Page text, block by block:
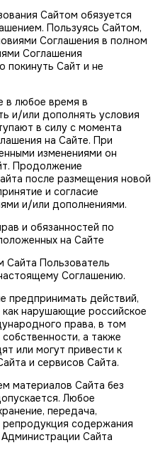
Сайтом обязуется
Пользуясь Сайтом,
Соглашения в полном
Соглашения
покинуть Сайт и не
в любое время в
и/или дополнять условия
в силу с момента
на Сайте. При
изменениями он
Продолжение
после размещения новой
и согласие
и/или дополнениями.
и обязанностей по
на Сайте
Сайта Пользователь
Соглашению.
предпринимать действий,
нарушающие российское
права, в том
а также
или могут привести к
и сервисов Сайта.
материалов Сайта без
Любое
передача,
репродукция содержания
Сайта